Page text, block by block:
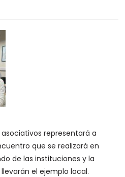
representará a
que se realizará en
de las instituciones y la
el ejemplo local.